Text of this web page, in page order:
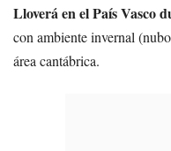
Lloverá en el País Vasco
con ambiente invernal
área cantábrica.